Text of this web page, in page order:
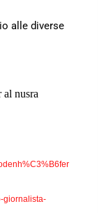
alle diverse
giornalista-